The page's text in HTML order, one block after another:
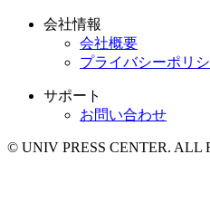
会社情報
会社概要
プライバシーポリ
サポート
お問い合わせ
© UNIV PRESS CENTER. ALL